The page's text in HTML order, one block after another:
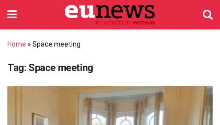
Home » Space meeting
Tag: Space meeting